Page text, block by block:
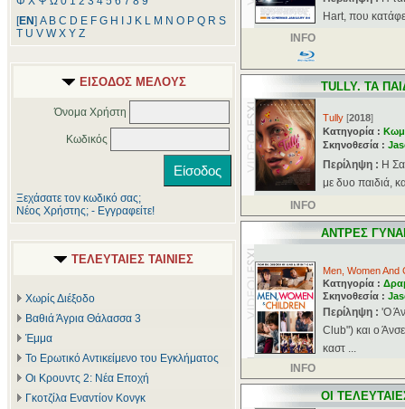
[ΕΝ] A B C D E F G H J K L M N O P Q R S
T U V W X Y Z
ΕΙΣΟΔΟΣ ΜΕΛΟΥΣ
Όνομα Χρήστη
Κωδικός
Ξεχάσατε τον κωδικό σας;
Νέος Χρήστης; - Εγγραφείτε!
ΤΕΛΕΥΤΑΙΕΣ ΤΑΙΝΙΕΣ
Χωρίς Διέξοδο
Βαθιά Άγρια Θάλασσα 3
Έμμα
Το Ερωτικό Αντικείμενο του Εγκλήματος
Οι Κρουντς 2: Νέα Εποχή
Γκοτζίλα Εναντίον Κονγκ
Hart, που
INFO
TULLY. ΤΑ
Tully [2018]
Κατηγορία :
Σκηνοθεσία :
Περίληψη : Η
με δυο παιδιά,
INFO
ΑΝΤΡΕΣ
Men, Women And
Κατηγορία :
Σκηνοθεσία :
Περίληψη : 'Ο
Club") και ο
καστ ...
INFO
ΟΙ